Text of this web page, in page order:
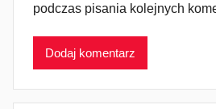
podczas pisania kolejnych